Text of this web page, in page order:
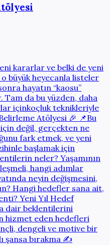
kararlar ve belki de yeni
büyük heyecanla listeler
hayatın “kaosu”
da bu yüzden, daha
içinkoçluk teknikleriyle
Atölyesi 🎉 📌Bu
değil, gerçekten ne
fark etmek, ve yeni
başlamak için
neler? Yaşamının
hangi adımlar
neyin değişmesini,
Hangi hedefler sana ait,
Yeni Yıl Hedef
dair beklentilerini
hizmet eden hedefleri
dengeli ve motive bir
şansa bırakma ✍️